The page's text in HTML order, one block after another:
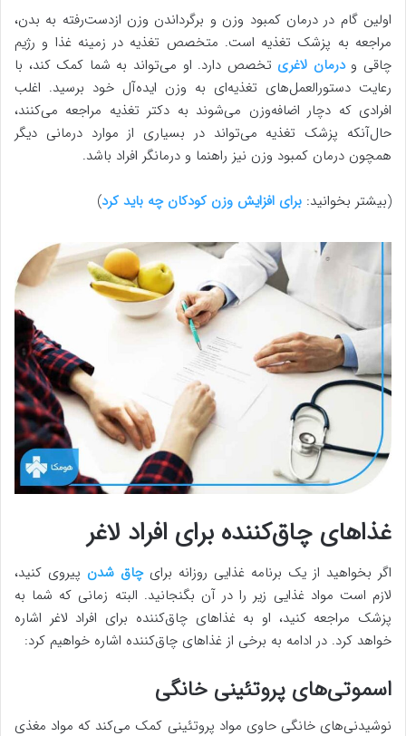
اولین گام در درمان کمبود وزن و برگرداندن وزن ازدست‌رفته به بدن،
مراجعه به پزشک تغذیه است. متخصص تغذیه در زمینه غذا و رژیم
چاقی ودرمان لاغری تخصص دارد. او می‌تواند به شما کمک کند، با
رعایت دستورالعمل‌های تغذیه‌ای به وزن ایده‌آل خود برسید. اغلب
افرادی که دچار اضافه‌وزن می‌شوند به دکتر تغذیه مراجعه می‌کنند،
حال‌آنکه پزشک تغذیه می‌تواند در بسیاری از موارد درمانی دیگر
همچون درمان کمبود وزن نیز راهنما و درمانگر افراد باشد.
(بیشتر بخوانید: برای افزایش وزن کودکان چه باید کرد)
غذاهای چاق‌کننده برای افراد لاغر
اگر بخواهید از یک برنامه غذایی روزانه برایچاق شدن پیروی کنید،
لازم است مواد غذایی زیر را در آن بگنجانید. البته زمانی که شما به
پزشک مراجعه کنید، او به غذاهای چاق‌کننده برای افراد لاغر اشاره
خواهد کرد. در ادامه به برخی از غذاهای چاق‌کننده اشاره خواهیم کرد:
اسموتی‌های پروتئینی خانگی
نوشیدنی‌های خانگی حاوی مواد پروتئینی کمک می‌کند که مواد مغذی